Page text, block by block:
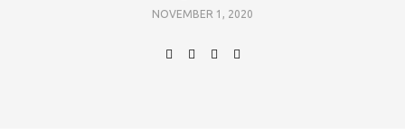
NOVEMBER 1, 2020